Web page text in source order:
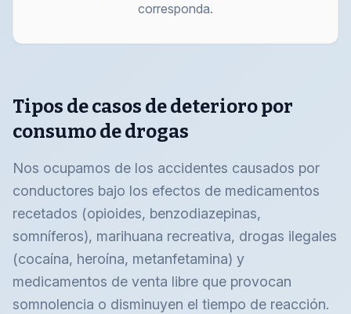
corresponda.
Tipos de casos de deterioro por
consumo de drogas
Nos ocupamos de los accidentes causados por
conductores bajo los efectos de medicamentos
recetados (opioides, benzodiazepinas,
somníferos), marihuana recreativa, drogas ilegales
(cocaína, heroína, metanfetamina) y
medicamentos de venta libre que provocan
somnolencia o disminuyen el tiempo de reacción.